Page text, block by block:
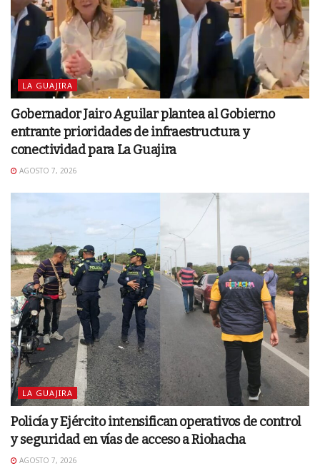
LA GUAJIRA
Gobernador Jairo Aguilar plantea al Gobierno
entrante prioridades de infraestructura y
conectividad para La Guajira
AGOSTO 7, 2026
LA GUAJIRA
Policía y Ejército intensifican operativos de control
y seguridad en vías de acceso a Riohacha
AGOSTO 7, 2026